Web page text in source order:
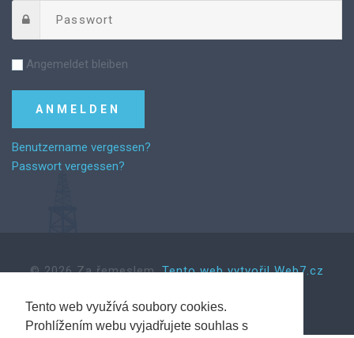
Tento web využívá soubory cookies.
Prohlížením webu vyjadřujete souhlas s
Angemeldet bleiben
Benutzername vergessen?
Passwort vergessen?
© 2026 Za řemeslem. Tento web vytvořil Web7.cz
Back to desktop version